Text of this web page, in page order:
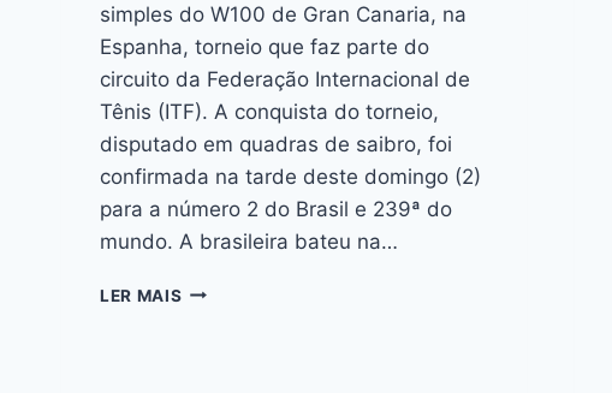
simples do W100 de Gran Canaria, na
Espanha, torneio que faz parte do
circuito da Federação Internacional de
Tênis (ITF). A conquista do torneio,
disputado em quadras de saibro, foi
confirmada na tarde deste domingo (2)
para a número 2 do Brasil e 239ª do
mundo. A brasileira bateu na…
LER MAIS